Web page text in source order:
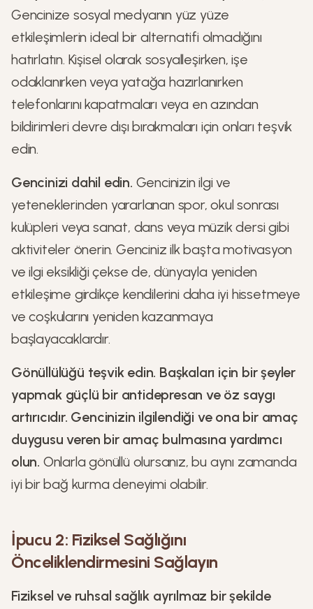
Gencinize sosyal medyanın yüz yüze
etkileşimlerin ideal bir alternatifi olmadığını
hatırlatın. Kişisel olarak sosyalleşirken, işe
odaklanırken veya yatağa hazırlanırken
telefonlarını kapatmaları veya en azından
bildirimleri devre dışı bırakmaları için onları teşvik
edin.
Gencinizi dahil edin. Gencinizin ilgi ve
yeteneklerinden yararlanan spor, okul sonrası
kulüpleri veya sanat, dans veya müzik dersi gibi
aktiviteler önerin. Genciniz ilk başta motivasyon
ve ilgi eksikliği çekse de, dünyayla yeniden
etkileşime girdikçe kendilerini daha iyi hissetmeye
ve coşkularını yeniden kazanmaya
başlayacaklardır.
Gönüllülüğü teşvik edin. Başkaları için bir şeyler
yapmak güçlü bir antidepresan ve öz saygı
artırıcıdır. Gencinizin ilgilendiği ve ona bir amaç
duygusu veren bir amaç bulmasına yardımcı
olun. Onlarla gönüllü olursanız, bu aynı zamanda
iyi bir bağ kurma deneyimi olabilir.
İpucu 2: Fiziksel Sağlığını
Önceliklendirmesini Sağlayın
Fiziksel ve ruhsal sağlık ayrılmaz bir şekilde